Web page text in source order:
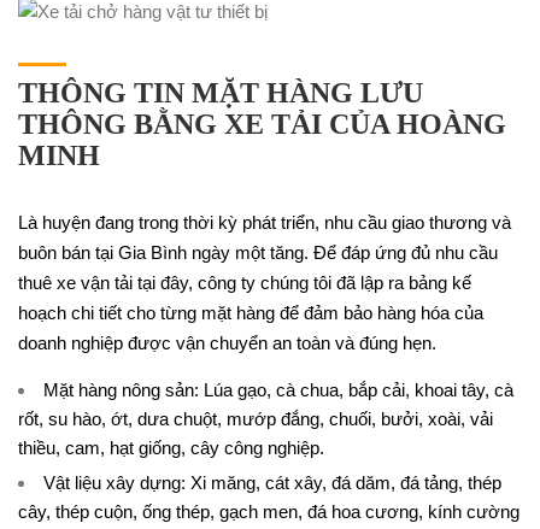
THÔNG TIN MẶT HÀNG LƯU
THÔNG BẰNG XE TẢI CỦA HOÀNG
MINH
Là huyện đang trong thời kỳ phát triển, nhu cầu giao thương và
buôn bán tại Gia Bình ngày một tăng. Để đáp ứng đủ nhu cầu
thuê xe vận tải tại đây, công ty chúng tôi đã lập ra bảng kế
hoạch chi tiết cho từng mặt hàng để đảm bảo hàng hóa của
doanh nghiệp được vận chuyển an toàn và đúng hẹn.
Mặt hàng nông sản: Lúa gạo, cà chua, bắp cải, khoai tây, cà
rốt, su hào, ớt, dưa chuột, mướp đắng, chuối, bưởi, xoài, vải
thiều, cam, hạt giống, cây công nghiệp.
Vật liệu xây dựng: Xi măng, cát xây, đá dăm, đá tảng, thép
cây, thép cuộn, ống thép, gạch men, đá hoa cương, kính cường